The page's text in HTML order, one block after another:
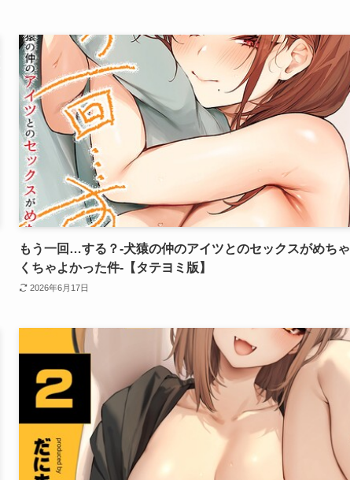
もう一回…する？-犬猿の仲のアイツとのセックスがめちゃ
くちゃよかった件-【タテヨミ版】
2026年6月17日